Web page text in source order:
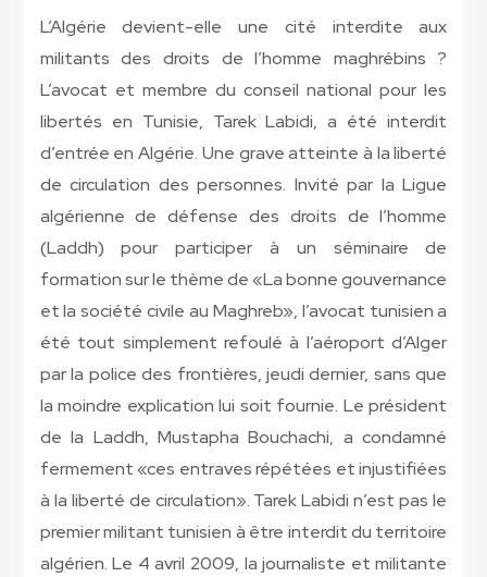
L’Algérie devient-elle une cité interdite aux
militants des droits de l’homme maghrébins ?
L’avocat et membre du conseil national pour les
libertés en Tunisie, Tarek Labidi, a été interdit
d’entrée en Algérie. Une grave atteinte à la liberté
de circulation des personnes. Invité par la Ligue
algérienne de défense des droits de l’homme
(Laddh) pour participer à un séminaire de
formation sur le thème de «La bonne gouvernance
et la société civile au Maghreb», l’avocat tunisien a
été tout simplement refoulé à l’aéroport d’Alger
par la police des frontières, jeudi dernier, sans que
la moindre explication lui soit fournie. Le président
de la Laddh, Mustapha Bouchachi, a condamné
fermement «ces entraves répétées et injustifiées
à la liberté de circulation». Tarek Labidi n’est pas le
premier militant tunisien à être interdit du territoire
algérien. Le 4 avril 2009, la journaliste et militante